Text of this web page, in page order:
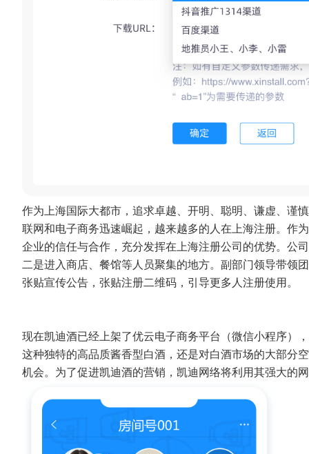
作为上海国际大都市，追求卓越、开明、聪明、谦虚、谨
联网和电子商务迅速崛起，越来越多的人在上海注册。作
企业的信任与合作，充分发挥在上海注册公司的优势。公
二是进入商店、餐馆等人员聚集的地方。副部门领导带领
张贴宣传公告，张贴注册二维码，引导更多人注册使用。
现在凯迪酒已经上架了优云电子商务平台（微信小程序）
这种独特的高品质酱香型白酒，还是对白酒市场的大部分
机会。为了促进凯迪酒的营销，凯迪网络将利用其强大的